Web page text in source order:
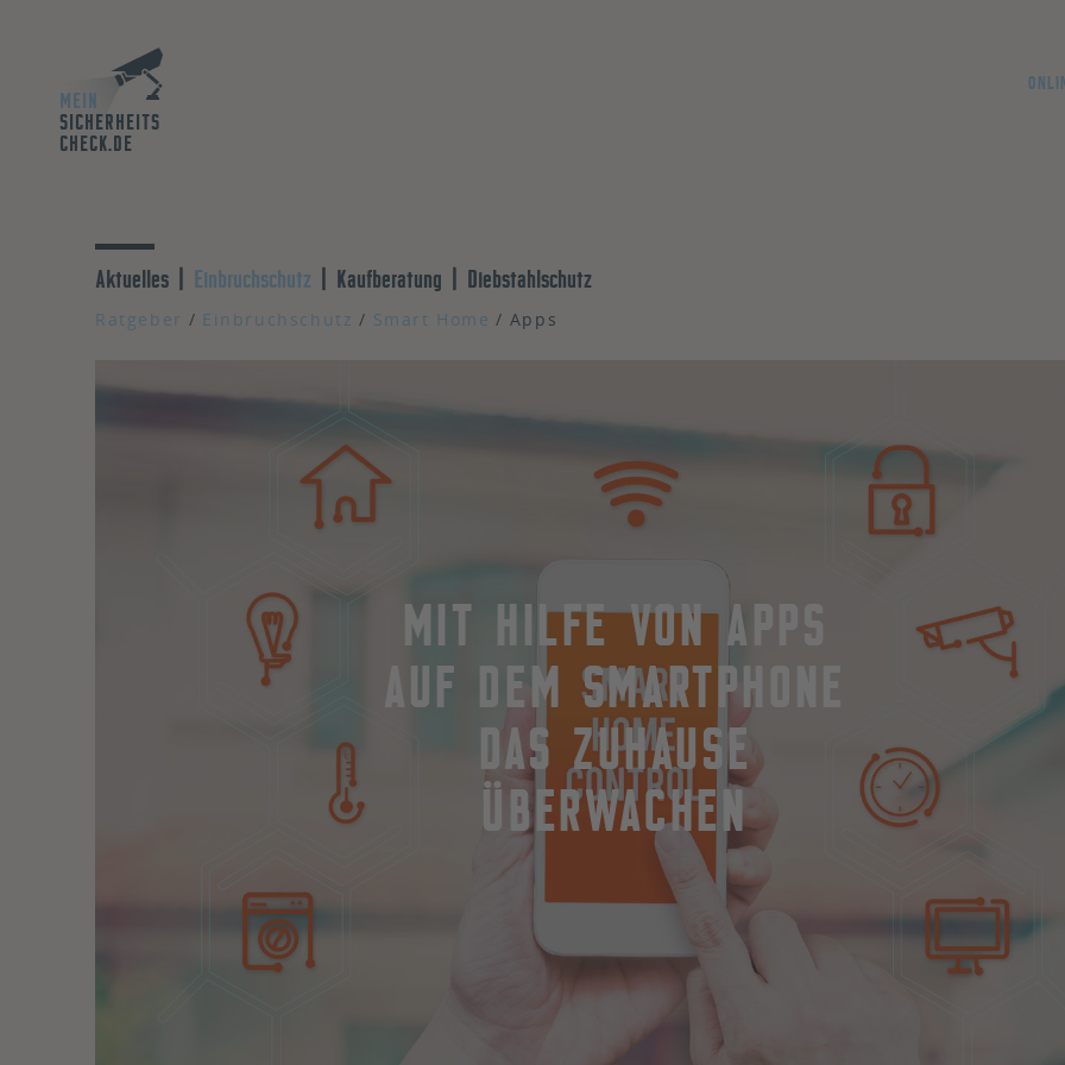
MEIN
SICHERHEITS
CHECK.DE
Aktuelles Einbruchschutz Kaufberatung Diebstahlschutz
Ratgeber Einbruchschutz Smart Home Apps
MIT HILFE VON APPS
AUF DEM SMARTPHONE
DAS ZUHAUSE
ÜBERWACHEN